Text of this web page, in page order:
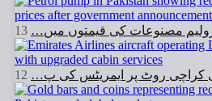
مصنوعات کی قیمتوں میں…
کراچی روٹ پر ایمریٹس کی پ…